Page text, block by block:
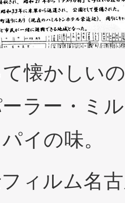
懐かしい
ラー・ミ
イの味。
ィルム名